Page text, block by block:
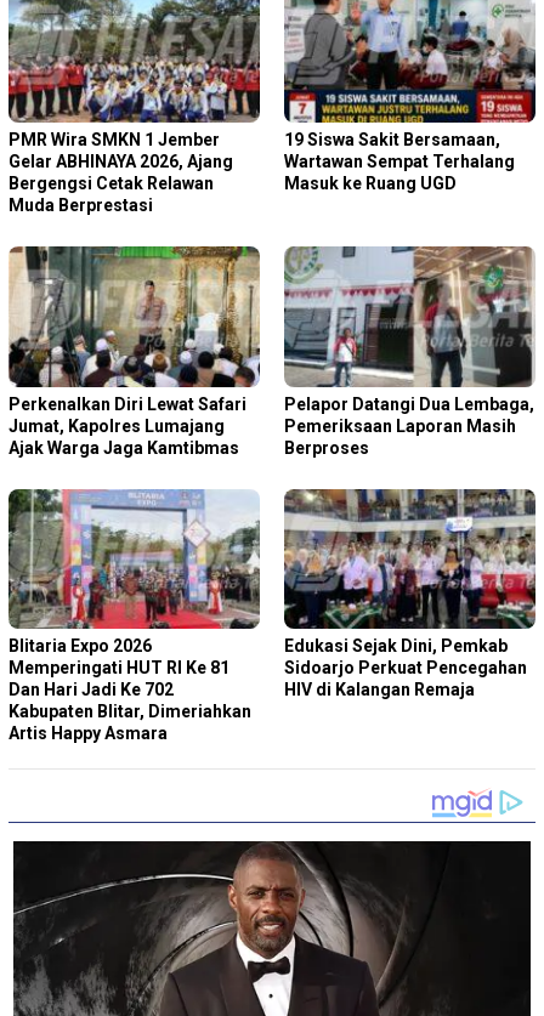
PMR Wira SMKN 1 Jember
Gelar ABHINAYA 2026, Ajang
Bergengsi Cetak Relawan
Muda Berprestasi
19 Siswa Sakit Bersamaan,
Wartawan Sempat Terhalang
Masuk ke Ruang UGD
Perkenalkan Diri Lewat Safari
Jumat, Kapolres Lumajang
Ajak Warga Jaga Kamtibmas
Pelapor Datangi Dua Lembaga,
Pemeriksaan Laporan Masih
Berproses
Blitaria Expo 2026
Memperingati HUT RI Ke 81
Dan Hari Jadi Ke 702
Kabupaten Blitar, Dimeriahkan
Artis Happy Asmara
Edukasi Sejak Dini, Pemkab
Sidoarjo Perkuat Pencegahan
HIV di Kalangan Remaja